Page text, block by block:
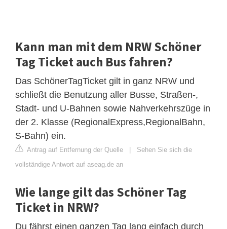
Kann man mit dem NRW Schöner
Tag Ticket auch Bus fahren?
Das SchönerTagTicket gilt in ganz NRW und
schließt die Benutzung aller Busse, Straßen-,
Stadt- und U-Bahnen sowie Nahverkehrszüge in
der 2. Klasse (RegionalExpress,RegionalBahn,
S-Bahn) ein.
Antrag auf Entfernung der Quelle | Sehen Sie sich die
vollständige Antwort auf aseag.de an
Wie lange gilt das Schöner Tag
Ticket in NRW?
Du fährst einen ganzen Tag lang einfach durch